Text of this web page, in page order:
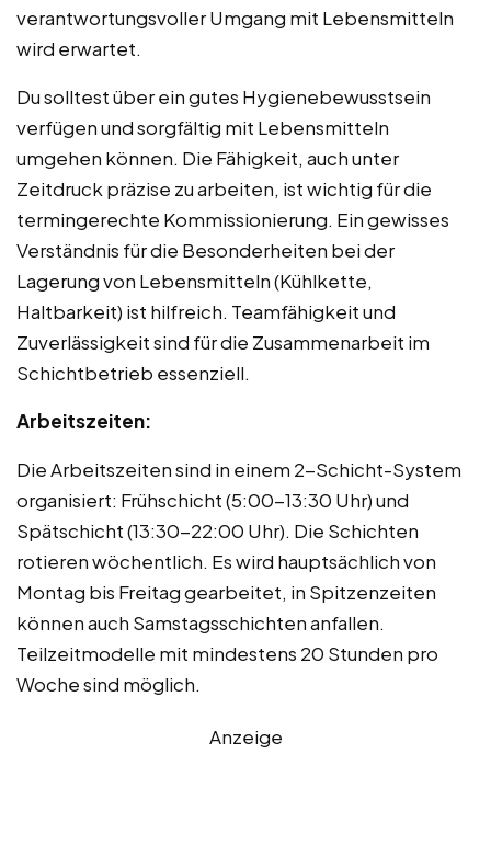
verantwortungsvoller Umgang mit Lebensmitteln
wird erwartet.
Du solltest über ein gutes Hygienebewusstsein
verfügen und sorgfältig mit Lebensmitteln
umgehen können. Die Fähigkeit, auch unter
Zeitdruck präzise zu arbeiten, ist wichtig für die
termingerechte Kommissionierung. Ein gewisses
Verständnis für die Besonderheiten bei der
Lagerung von Lebensmitteln (Kühlkette,
Haltbarkeit) ist hilfreich. Teamfähigkeit und
Zuverlässigkeit sind für die Zusammenarbeit im
Schichtbetrieb essenziell.
Arbeitszeiten:
Die Arbeitszeiten sind in einem 2-Schicht-System
organisiert: Frühschicht (5:00-13:30 Uhr) und
Spätschicht (13:30-22:00 Uhr). Die Schichten
rotieren wöchentlich. Es wird hauptsächlich von
Montag bis Freitag gearbeitet, in Spitzenzeiten
können auch Samstagsschichten anfallen.
Teilzeitmodelle mit mindestens 20 Stunden pro
Woche sind möglich.
Anzeige